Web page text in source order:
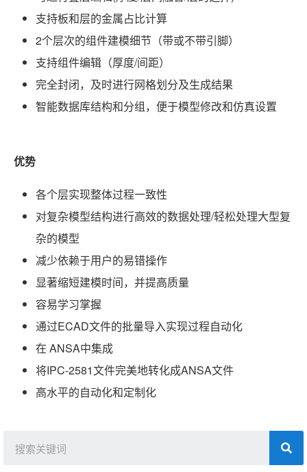
支持板和层的金属占比计算
2个层次的组件建模细节（带或不带引脚）
支持组件编辑（厚度/间距）
完全封闭，及时进行网格划分及生成结果
智能数据库结构和分组，便于模型修改和仿真设置
优势
各个层实现整体过程一致性
对复杂模型结构进行高效的数据处理/轻松处理大型复
杂的模型
减少依赖于用户的易错操作
显著缩短建模时间，并提高质量
容易学习掌握
通过ECAD文件的批量导入实现过程自动化
在 ANSA中集成
将IPC-2581文件完美地转化成ANSA文件
高水平的自动化和定制化